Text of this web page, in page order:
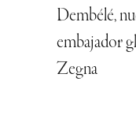
Dembélé,
embajador
Zegna